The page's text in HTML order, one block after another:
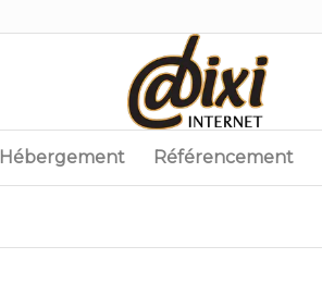
Hébergement Référencement